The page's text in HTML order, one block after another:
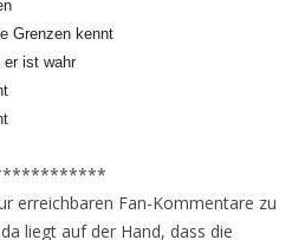
Grenzen kennt
er ist wahr
erreichbaren Fan-Kommentare zu
liegt auf der Hand, dass die